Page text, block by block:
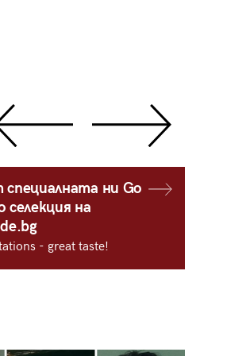
специалната ни Go
селекция на
- great taste!